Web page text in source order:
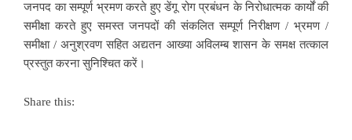
जनपद का सम्पूर्ण भ्रमण करते हुए डेंगू रोग प्रबंधन के निरोधात्मक कार्यों की
समीक्षा करते हुए समस्त जनपदों की संकलित सम्पूर्ण निरीक्षण / भ्रमण /
समीक्षा / अनुश्रवण सहित अद्यतन आख्या अविलम्ब शासन के समक्ष तत्काल
प्रस्तुत करना सुनिश्चित करें।
Share this: